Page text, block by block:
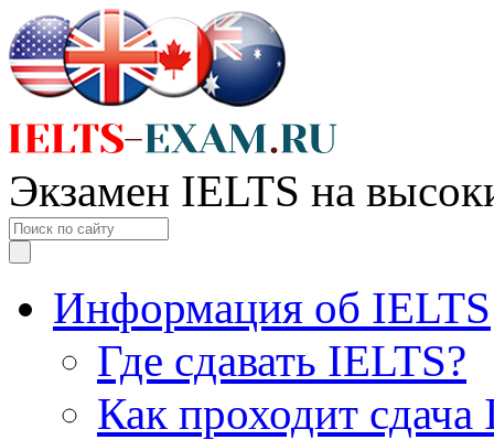
Экзамен IELTS на
Информация об IELTS
Где сдавать IELTS?
Как проходит сдача